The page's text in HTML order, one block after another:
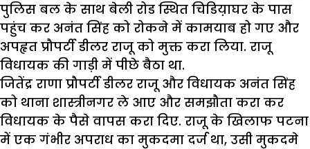
पुलिस बल के साथ बेली रोड स्थित चिडिय़ाघर के पास
पहुंच कर अनंत सिंह को रोकने में कामयाब हो गए और
अपहृत प्रौपर्टी डीलर राजू को मुक्त करा लिया. राजू
विधायक की गाड़ी में पीछे बैठा था.
जितेंद्र राणा प्रौपर्टी डीलर राजू और विधायक अनंत सिंह
को थाना शास्त्रीनगर ले आए और समझौता करा कर
विधायक के पैसे वापस करा दिए. राजू के खिलाफ पटना
में एक गंभीर अपराध का मुकदमा दर्ज था, उसी मुकदमे